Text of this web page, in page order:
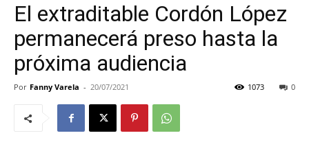
El extraditable Cordón López
permanecerá preso hasta la
próxima audiencia
Por Fanny Varela - 20/07/2021 0
1073